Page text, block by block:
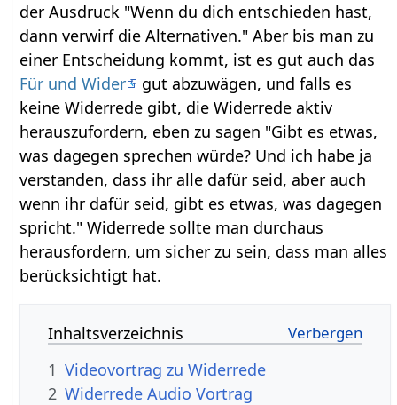
der Ausdruck "Wenn du dich entschieden hast,
dann verwirf die Alternativen." Aber bis man zu
einer Entscheidung kommt, ist es gut auch das
Für und Wider
gut abzuwägen, und falls es
keine Widerrede gibt, die Widerrede aktiv
herauszufordern, eben zu sagen "Gibt es etwas,
was dagegen sprechen würde? Und ich habe ja
verstanden, dass ihr alle dafür seid, aber auch
wenn ihr dafür seid, gibt es etwas, was dagegen
spricht." Widerrede sollte man durchaus
herausfordern, um sicher zu sein, dass man alles
berücksichtigt hat.
Inhaltsverzeichnis
1
2
Widerrede‏‎ Audio Vortrag